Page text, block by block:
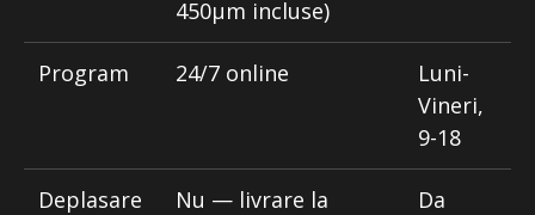
450μm incluse)
Program 24/7 online
Luni-
Vineri,
9-18
Deplasare
Nu — livrare la
Da